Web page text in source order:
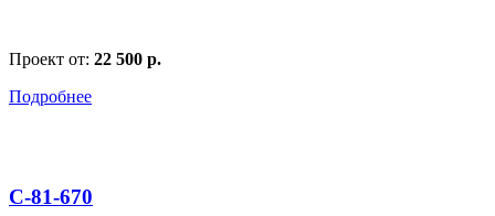
Проект от: 22 500 р.
Подробнее
С-81-670